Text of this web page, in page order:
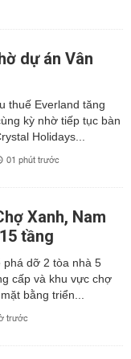
dự án Vân
thuế Everland tăng
kỳ nhờ tiếp tục bàn
Holidays...
01 phút trước
Xanh, Nam
tầng
phá dỡ 2 tòa nhà 5
cấp và khu vực chợ
bằng triển...
trước